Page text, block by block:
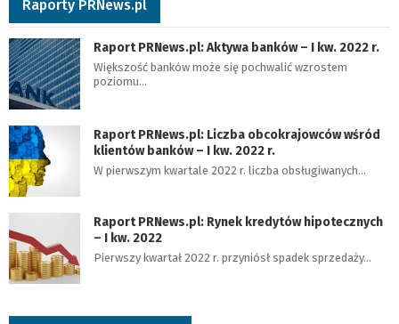
Raporty PRNews.pl
Raport PRNews.pl: Aktywa banków – I kw. 2022 r.
Większość banków może się pochwalić wzrostem
poziomu…
Raport PRNews.pl: Liczba obcokrajowców wśród
klientów banków – I kw. 2022 r.
W pierwszym kwartale 2022 r. liczba obsługiwanych…
Raport PRNews.pl: Rynek kredytów hipotecznych
– I kw. 2022
Pierwszy kwartał 2022 r. przyniósł spadek sprzedaży…